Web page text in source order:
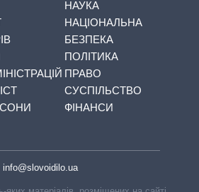
НАУКА
НАЦІОНАЛЬНА
БЕЗПЕКА
ПОЛІТИКА
ПРАВО
СУСПІЛЬСТВО
ФІНАНСИ
info@slovoidilo.ua